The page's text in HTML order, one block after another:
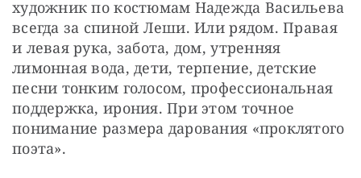
художник по костюмам Надежда Васильева
всегда за спиной Леши. Или рядом. Правая
и левая рука, забота, дом, утренняя
лимонная вода, дети, терпение, детские
песни тонким голосом, профессиональная
поддержка, ирония. При этом точное
понимание размера дарования «проклятого
поэта».